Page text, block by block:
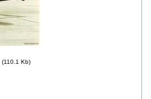
(110.1 Kb)